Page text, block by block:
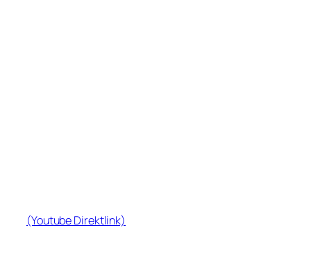
(Youtube Direktlink)